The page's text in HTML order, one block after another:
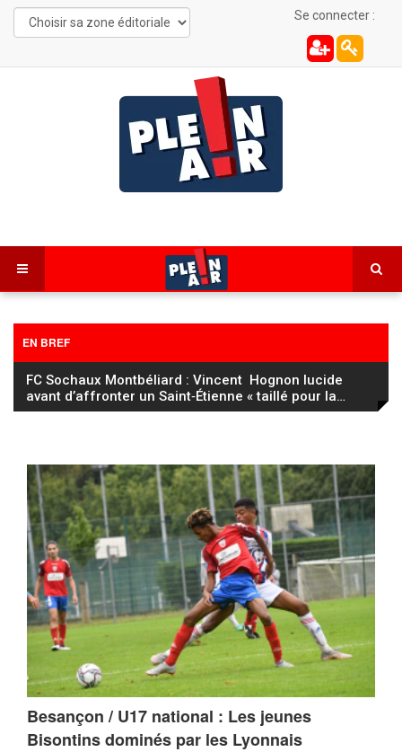
Se connecter :
EN BREF
FC Sochaux Montbéliard : Vincent Hognon lucide
avant d’affronter un Saint‑Étienne « taillé pour la…
Besançon / U17 national : Les jeunes
Bisontins dominés par les Lyonnais